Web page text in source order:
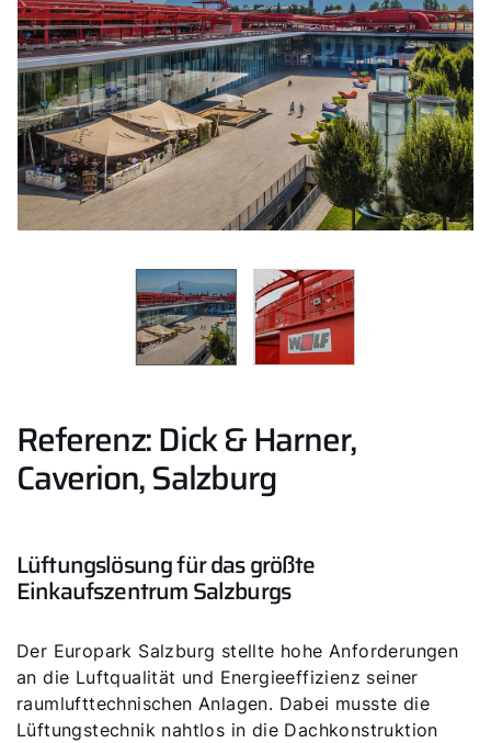
Referenz: Dick & Harner,
Caverion, Salzburg
Lüftungslösung für das größte
Einkaufszentrum Salzburgs
Der Europark Salzburg stellte hohe Anforderungen
an die Luftqualität und Energieeffizienz seiner
raumlufttechnischen Anlagen. Dabei musste die
Lüftungstechnik nahtlos in die Dachkonstruktion